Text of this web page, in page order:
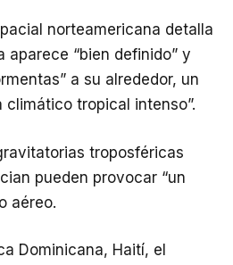
norteamericana detalla
aparece “bien definido” y
a su alrededor, un
climático tropical intenso”.
troposféricas
pueden provocar “un
aéreo.
Dominicana, Haití, el